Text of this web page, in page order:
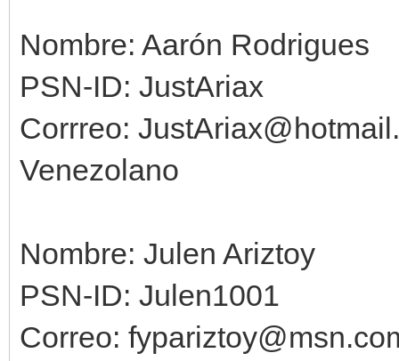
Nombre: Aarón Rodrigues
PSN-ID: JustAriax
Corrreo:
Venezolano
Nombre: Julen Ariztoy
PSN-ID: Julen1001
Correo: